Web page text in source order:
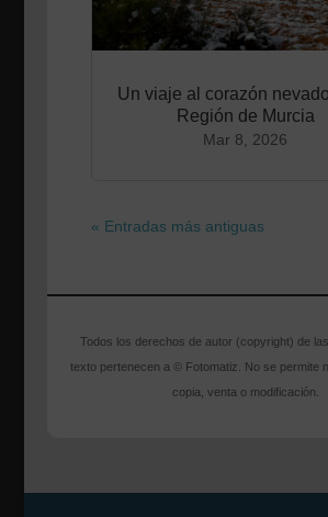
Un viaje al corazón
Región de Murcia
Mar 8, 2026
« Entradas más antiguas
Todos los derechos de autor (copyright) de
texto pertenecen a © Fotomatiz. No se permite
copia, venta o modificación.